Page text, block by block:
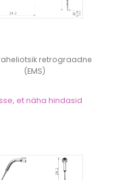
retrograadne
(EMS)
et näha hindasid